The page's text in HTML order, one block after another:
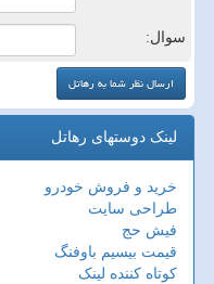
سوال:
لینک دوستهای رهاتل
خرید و فروش خودرو
طراحی سایت
فیش حج
قیمت بیسیم باوفنگ
کوتاه کننده لینک